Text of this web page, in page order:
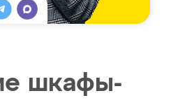
шкафы-